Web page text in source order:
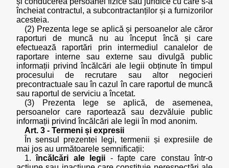
încheiat contractul, a subcontractanților și a furnizorilor
acesteia.
(2) Prezenta lege se aplică și persoanelor ale căror
raporturi de muncă nu au început încă și care
efectuează raportări prin intermediul canalelor de
raportare interne sau externe sau divulgă public
informații privind încălcări ale legii obținute în timpul
procesului de recrutare sau altor negocieri
precontractuale sau în cazul în care raportul de muncă
sau raportul de serviciu a încetat.
(3) Prezenta lege se aplică, de asemenea,
persoanelor care raportează sau dezvăluie public
informații privind încălcări ale legii în mod anonim.
Art. 3 - Termeni și expresii
În sensul prezentei legi, termenii și expresiile de
mai jos au următoarele semnificații:
1.încălcări ale legii - fapte care constau într-o